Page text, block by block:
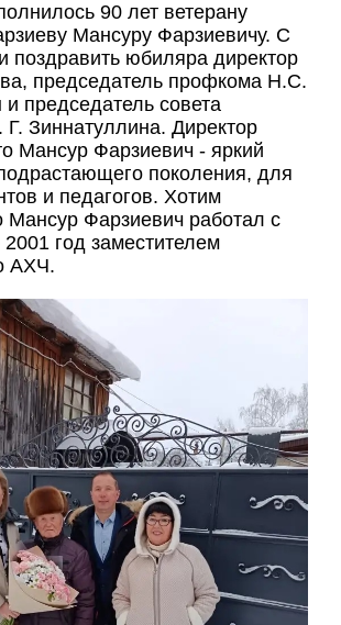
90 лет ветерану
Мансуру Фарзиевичу. С
поздравить юбиляра директор
председатель профкома Н.С.
председатель совета
Г. Зиннатуллина. Директор
Мансур Фарзиевич - яркий
поколения, для
и педагогов. Хотим
Мансур Фарзиевич работал с
год заместителем
АХЧ.